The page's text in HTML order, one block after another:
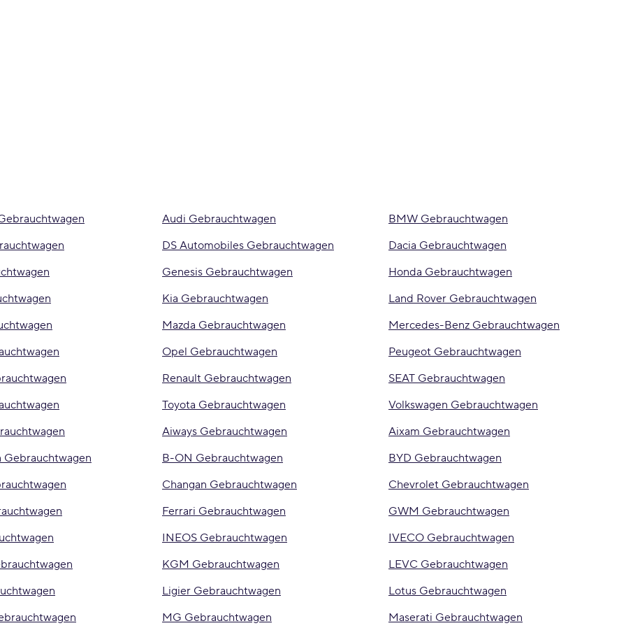
Audi Gebrauchtwagen
BMW Gebrauchtwagen
DS Automobiles Gebrauchtwagen
Dacia Gebrauchtwagen
Genesis Gebrauchtwagen
Honda Gebrauchtwagen
Kia Gebrauchtwagen
Land Rover Gebrauchtwagen
Mazda Gebrauchtwagen
Mercedes-Benz Gebrauchtwagen
Opel Gebrauchtwagen
Peugeot Gebrauchtwagen
Renault Gebrauchtwagen
SEAT Gebrauchtwagen
Toyota Gebrauchtwagen
Volkswagen Gebrauchtwagen
Aiways Gebrauchtwagen
Aixam Gebrauchtwagen
B-ON Gebrauchtwagen
BYD Gebrauchtwagen
Changan Gebrauchtwagen
Chevrolet Gebrauchtwagen
Ferrari Gebrauchtwagen
GWM Gebrauchtwagen
INEOS Gebrauchtwagen
IVECO Gebrauchtwagen
KGM Gebrauchtwagen
LEVC Gebrauchtwagen
Ligier Gebrauchtwagen
Lotus Gebrauchtwagen
MG Gebrauchtwagen Maserati Gebrauchtwagen